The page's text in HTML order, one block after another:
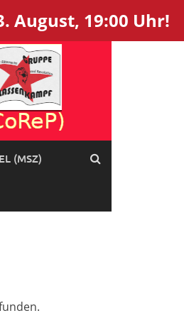
August, 19:00 Uhr!
(MSZ)